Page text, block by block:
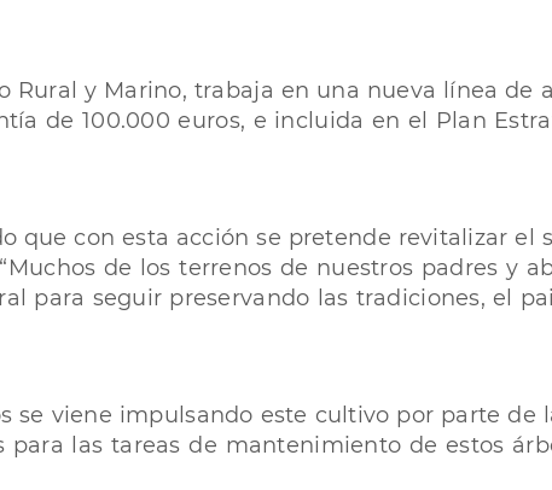
Rural y Marino, trabaja en una nueva línea de
de 100.000 euros, e incluida en el Plan
que con esta acción se pretende revitalizar el
de los terrenos de nuestros padres y
para seguir preservando las tradiciones, el
se viene impulsando este cultivo por parte de
para las tareas de mantenimiento de estos